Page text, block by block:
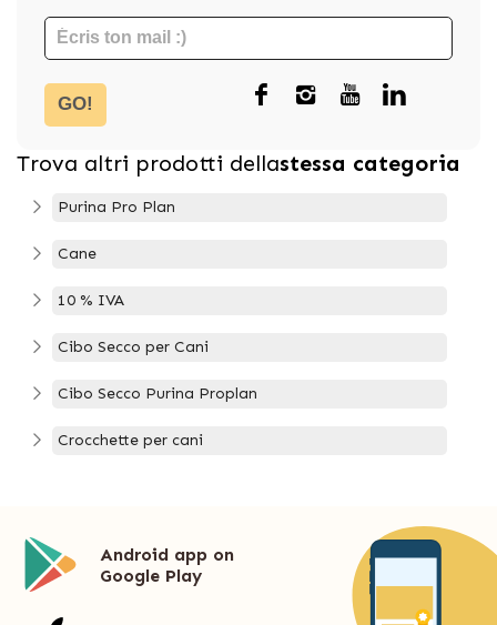
GO!
Trova altri prodotti dellastessa categoria
Purina Pro Plan
Cane
10 % IVA
Cibo Secco per Cani
Cibo Secco Purina Proplan
Crocchette per cani
Android app on
Google Play